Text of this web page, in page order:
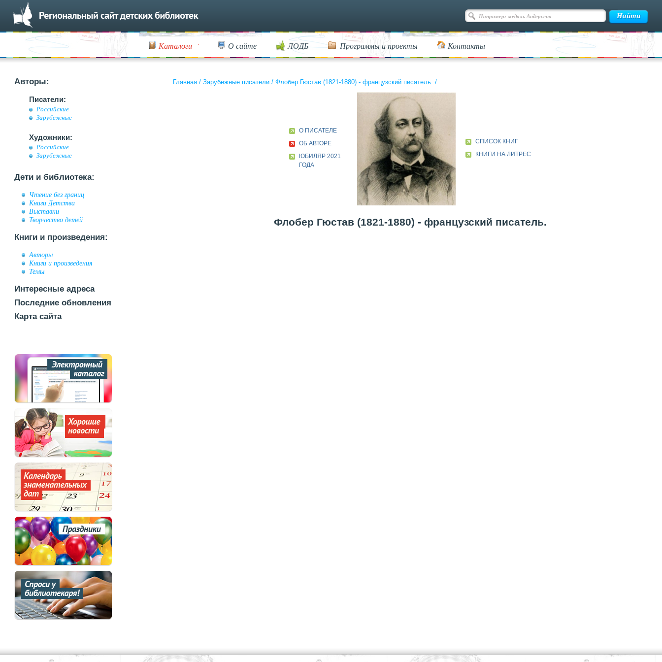
Каталоги О сайте ЛОДБ Программы и проекты Контакты
Авторы:
Писатели:
Российские
Зарубежные
Художники:
Российские
Зарубежные
Дети и библиотека:
Чтение без границ
Книги Детства
Выставки
Творчество детей
Книги и произведения:
Авторы
Книги и произведения
Темы
Интересные адреса
Последние обновления
Карта сайта
Главная / Зарубежные писатели / Флобер Гюстав (1821-1880) - французский писатель. /
О ПИСАТЕЛЕ
ОБ АВТОРЕ
ЮБИЛЯР 2021
ГОДА
СПИСОК КНИГ
КНИГИ НА ЛИТРЕС
Флобер Гюстав (1821-1880) - французский писатель.